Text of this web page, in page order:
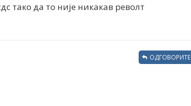
тако да то није никакав револт
ОДГОВОРИТЕ